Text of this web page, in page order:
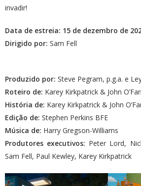
invadir!
Data de estreia: 15 de dezembro de
Dirigido por: Sam Fell
Produzido por: Steve Pegram, p.g.a. e
Roteiro de: Karey Kirkpatrick & John
História de: Karey Kirkpatrick & John
Edição de: Stephen Perkins BFE
Música de: Harry Gregson-Williams
Produtores executivos: Peter Lord,
Sam Fell, Paul Kewley, Karey Kirkpatrick